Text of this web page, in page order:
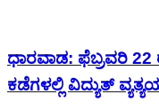
ಧಾರವಾಡ: ಫೆಬ್ರವರಿ
ಕಡೆಗಳಲ್ಲಿ ವಿದ್ಯುತ್